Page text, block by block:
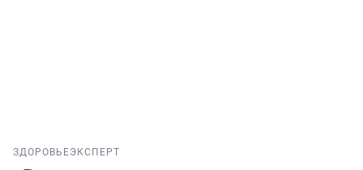
ЗДОРОВЬЕЭКСПЕРТ